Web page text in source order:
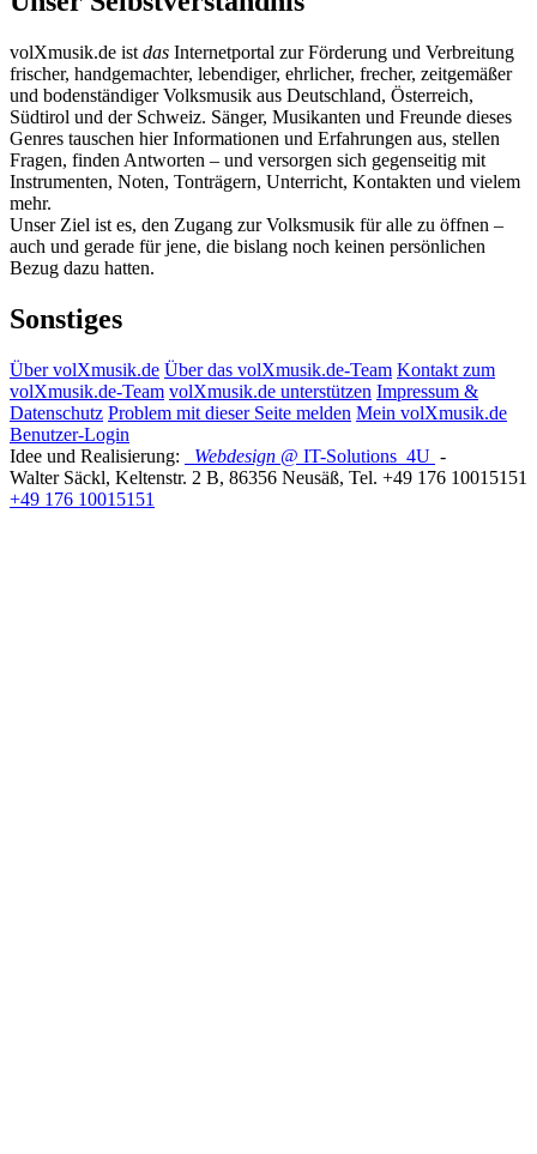
volXmusik.de ist das Internetportal zur Förderung und Verbreitung
frischer, handgemachter, lebendiger, ehrlicher, frecher, zeitgemäßer
und bodenständiger Volksmusik aus Deutschland, Österreich,
Südtirol und der Schweiz. Sänger, Musikanten und Freunde dieses
Genres tauschen hier Informationen und Erfahrungen aus, stellen
Fragen, finden Antworten – und versorgen sich gegenseitig mit
Instrumenten, Noten, Tonträgern, Unterricht, Kontakten und vielem
mehr.
Unser Ziel ist es, den Zugang zur Volksmusik für alle zu öffnen –
auch und gerade für jene, die bislang noch keinen persönlichen
Bezug dazu hatten.
Sonstiges
Über volXmusik.de Über das volXmusik.de-Team Kontakt zum
volXmusik.de-Team volXmusik.de unterstützen Impressum &
Datenschutz Problem mit dieser Seite melden Mein volXmusik.de
Benutzer-Login
Idee und Realisierung:
Webdesign @ IT-Solutions 4U -
Walter Säckl, Keltenstr. 2 B, 86356 Neusäß, Tel. +49 176 10015151
+49 176 10015151